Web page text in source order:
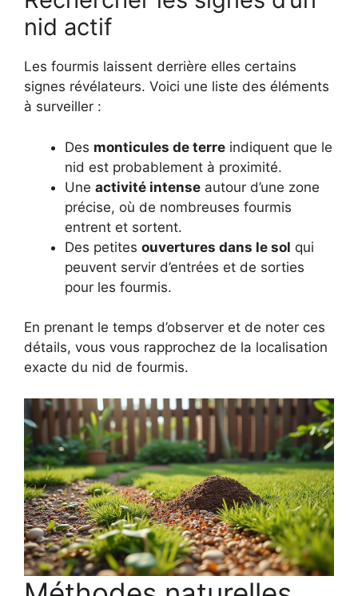
nid actif
Les fourmis laissent derrière elles certains
signes révélateurs. Voici une liste des éléments
à surveiller :
Des monticules de terre indiquent que le
nid est probablement à proximité.
Une activité intense autour d’une zone
précise, où de nombreuses fourmis
entrent et sortent.
Des petites ouvertures dans le sol qui
peuvent servir d’entrées et de sorties
pour les fourmis.
En prenant le temps d’observer et de noter ces
détails, vous vous rapprochez de la localisation
exacte du nid de fourmis.